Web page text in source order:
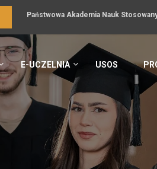
Państwowa Akademia Nauk
E-UCZELNIA USOS